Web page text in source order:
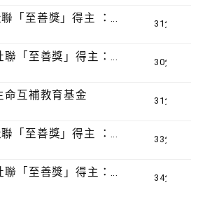
31分鐘
生活存關愛 -社聯「至善獎」得主 ：「明愛勞動友善社區計劃」
30分鐘
生活存關愛 - 社聯「至善獎」得主：「發音王國大冒險 - 兒童語音障礙早期識別及介入計劃 」
31分鐘
命互補教育基金
33分鐘
生活存關愛 -社聯「至善獎」得主 ：「恩童計劃 」
34分鐘
生活存關愛 - 社聯「至善獎」得主：「Chill Lab超正常研究室」